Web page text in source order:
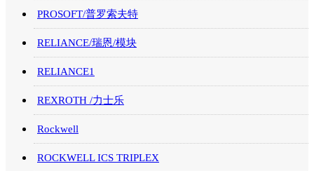
PROSOFT/普罗索夫特
RELIANCE/瑞恩/模块
RELIANCE1
REXROTH /力士乐
Rockwell
ROCKWELL ICS TRIPLEX